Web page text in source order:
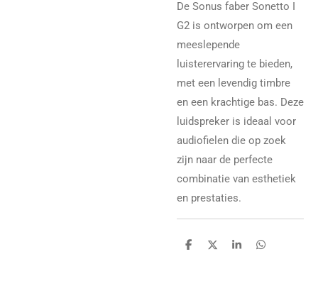
De Sonus faber Sonetto I
G2 is ontworpen om een
meeslepende
luisterervaring te bieden,
met een levendig timbre
en een krachtige bas. Deze
luidspreker is ideaal voor
audiofielen die op zoek
zijn naar de perfecte
combinatie van esthetiek
en prestaties.
D
D
S
D